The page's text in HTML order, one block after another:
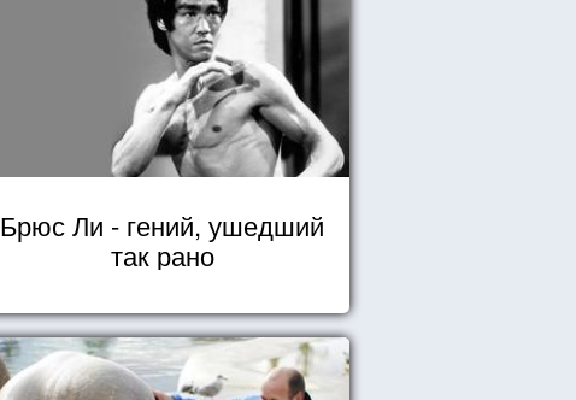
Брюс Ли - гений, ушедший
так рано